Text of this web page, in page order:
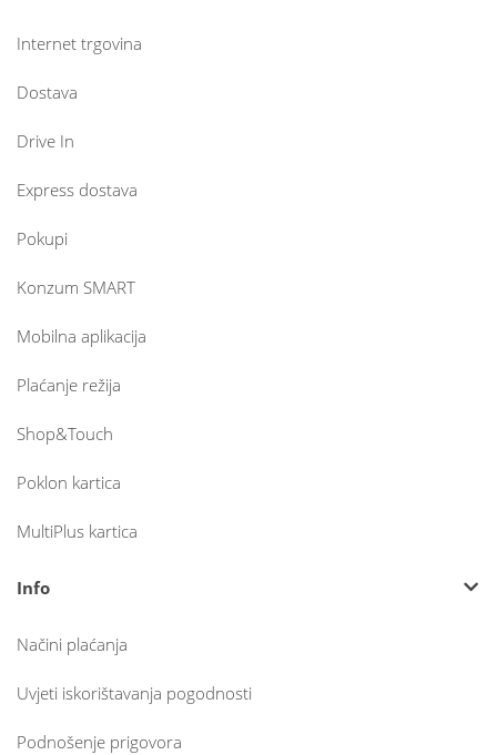
Internet trgovina
Dostava
Drive In
Express dostava
Pokupi
Konzum SMART
Mobilna aplikacija
Plaćanje režija
Shop&Touch
Poklon kartica
MultiPlus kartica
Info
Načini plaćanja
Uvjeti iskorištavanja pogodnosti
Podnošenje prigovora